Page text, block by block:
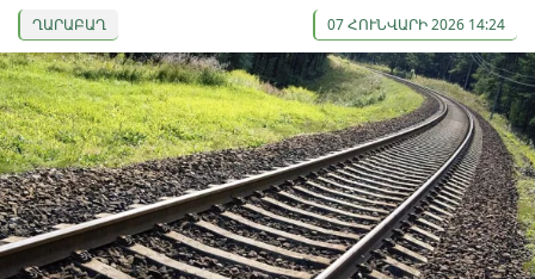
ՂԱՐԱԲԱՂ 07 ՀՈՒՆՎԱՐԻ 2026 14:24